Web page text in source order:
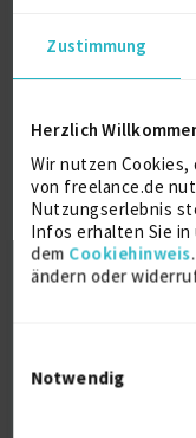
Zustimmung
Herzlich
Wir nutzen
von freelance.de
Nutzungserlebnis
Infos erhalten Sie in
dem Cookiehinweis
ändern oder
Notwendig
Softwareentwicklung
Verfügbarkeit
0
Referenzen
€55/Stunde
D-89150